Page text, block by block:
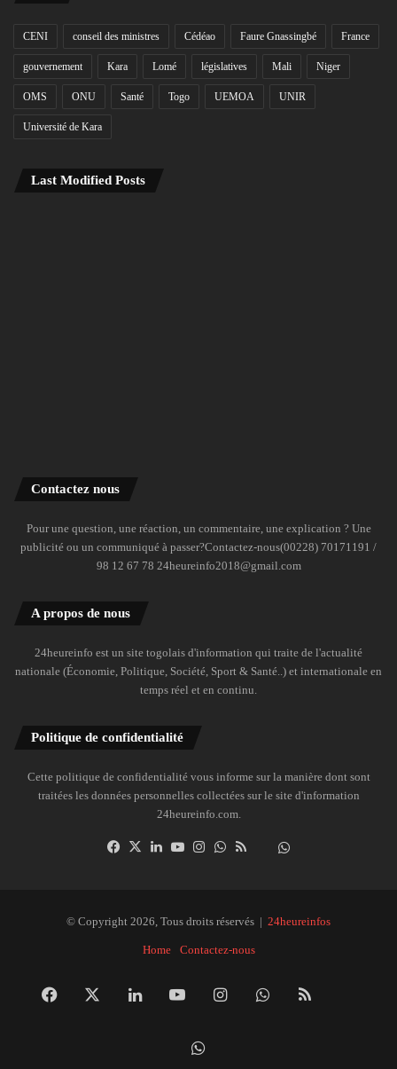
CENI conseil des ministres Cédéao Faure Gnassingbé France
gouvernement Kara Lomé législatives Mali Niger
OMS ONU Santé Togo UEMOA UNIR
Université de Kara
Last Modified Posts
Contactez nous
Pour une question, une réaction, un commentaire, une explication ? Une
publicité ou un communiqué à passer?Contactez-nous(00228) 70171191 /
98 12 67 78 24heureinfo2018@gmail.com
A propos de nous
24heureinfo est un site togolais d'information qui traite de l'actualité
nationale (Économie, Politique, Société, Sport & Santé..) et internationale en
temps réel et en continu.
Politique de confidentialité
Cette politique de confidentialité vous informe sur la manière dont sont
traitées les données personnelles collectées sur le site d'information
24heureinfo.com.
Facebook
X LinkedinYouTubeInstagramWhatsAppDailymotion
© Copyright 2026, Tous droits réservés | 24heureinfos
Home Contactez-nous
Facebook LinkedinYouTubeInstagramWhatsApp
RSS